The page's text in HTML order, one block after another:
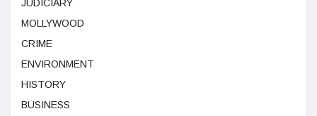
JUDICIARY
MOLLYWOOD
CRIME
ENVIRONMENT
HISTORY
BUSINESS